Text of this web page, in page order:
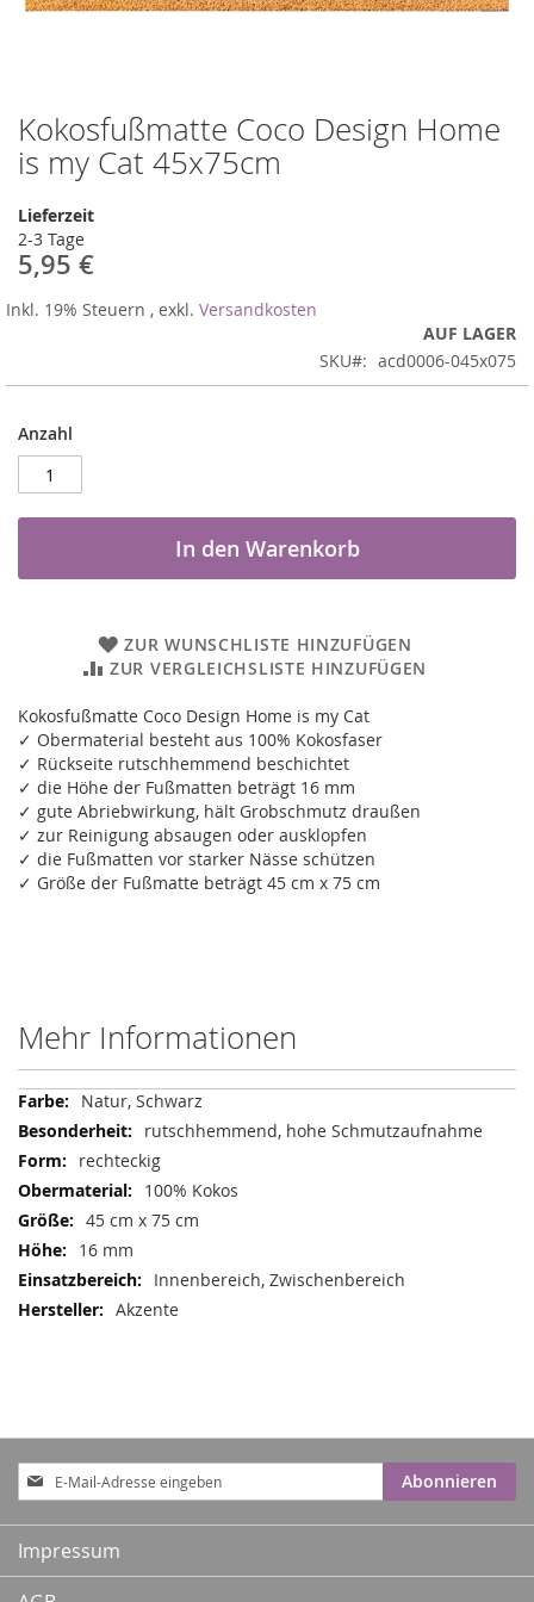
Kokosfußmatte Coco Design Home
is my Cat 45x75cm
Lieferzeit
2-3 Tage
5,95 €
Inkl. 19% Steuern , exkl. Versandkosten
AUF LAGER
SKU
acd0006-045x075
Anzahl
In den Warenkorb
ZUR WUNSCHLISTE HINZUFÜGEN
ZUR VERGLEICHSLISTE HINZUFÜGEN
Kokosfußmatte Coco Design Home is my Cat
✓ Obermaterial besteht aus 100% Kokosfaser
✓ Rückseite rutschhemmend beschichtet
✓ die Höhe der Fußmatten beträgt 16 mm
✓ gute Abriebwirkung, hält Grobschmutz draußen
✓ zur Reinigung absaugen oder ausklopfen
✓ die Fußmatten vor starker Nässe schützen
✓ Größe der Fußmatte beträgt 45 cm x 75 cm
Zum
Anfang
der
springen
Mehr Informationen
Mehr
Informationen
Natur, Schwarz
rutschhemmend, hohe Schmutzaufnahme
rechteckig
100% Kokos
45 cm x 75 cm
16 mm
Innenbereich, Zwischenbereich
Akzente
Anmeldung
zum
Newsletter:
Abonnieren
Impressum